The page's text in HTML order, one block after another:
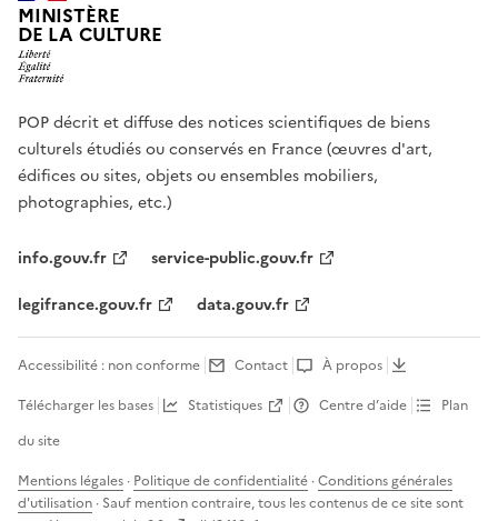
MINISTÈRE
DE LA CULTURE
POP décrit et diffuse des notices scientifiques de biens
culturels étudiés ou conservés en France (œuvres d'art,
édifices ou sites, objets ou ensembles mobiliers,
photographies, etc.)
info.gouv.fr
service-public.gouv.fr
legifrance.gouv.fr
data.gouv.fr
Accessibilité : non conforme Contact
À propos
Télécharger les bases
Statistiques Centre d’aide
Plan
du site
Mentions légales · Politique de confidentialité ·Conditions générales
d'utilisation · Sauf mention contraire, tous les contenus de ce site sont